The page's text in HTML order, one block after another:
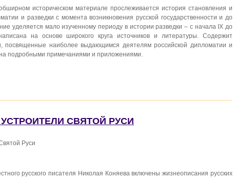
историческом материале прослеживается история становления и
и разведки с момента возникновения русской государственности и до
уделяется мало изученному периоду в истории разведки – с начала IХ до
на основе широкого круга источников и литературы. Содержит
посвященные наиболее выдающимся деятелям российской дипломатии и
подробными примечаниями и приложениями.
СВЯТОЙ РУСИ
Руси
русского писателя Николая Коняева включены жизнеописания русских